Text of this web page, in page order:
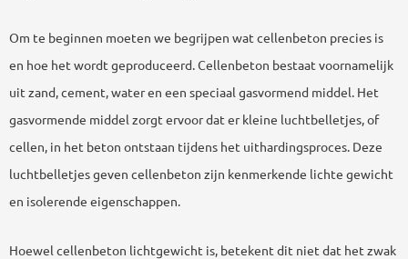
Om te beginnen moeten we begrijpen wat cellenbeton precies is
en hoe het wordt geproduceerd. Cellenbeton bestaat voornamelijk
uit zand, cement, water en een speciaal gasvormend middel. Het
gasvormende middel zorgt ervoor dat er kleine luchtbelletjes, of
cellen, in het beton ontstaan tijdens het uithardingsproces. Deze
luchtbelletjes geven cellenbeton zijn kenmerkende lichte gewicht
en isolerende eigenschappen.
Hoewel cellenbeton lichtgewicht is, betekent dit niet dat het zwak